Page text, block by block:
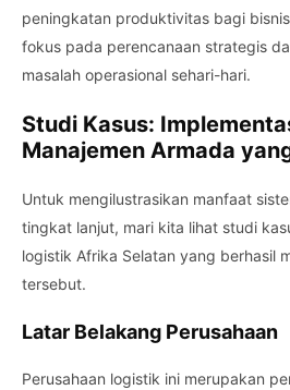
peningkatan produktivitas bagi
fokus pada perencanaan strategis
masalah operasional sehari-hari.
Studi Kasus:
Manajemen Armada
Untuk mengilustrasikan manfaat
tingkat lanjut, mari kita lihat studi
logistik Afrika Selatan yang berhasil
tersebut.
Latar Belakang Perusahaan
Perusahaan logistik ini merupakan